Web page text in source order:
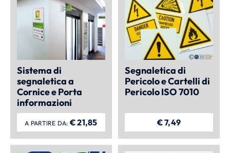
Sistema di
segnaletica a
Cornice e Porta
informazioni
A PARTIRE DA: €21,85
Segnaletica di
Pericolo e Cartelli di
Pericolo ISO 7010
€7,49